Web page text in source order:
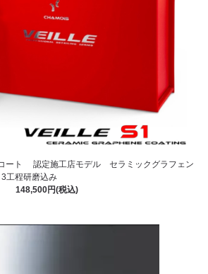
ート 認定施工店モデル セラミックグラフェン
程研磨込み
148,500円(税込)